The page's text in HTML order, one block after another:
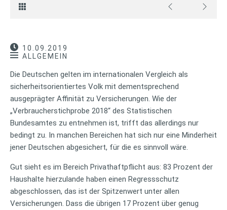
10.09.2019
ALLGEMEIN
Die Deutschen gelten im internationalen Vergleich als
sicherheitsorientiertes Volk mit dementsprechend
ausgeprägter Affinität zu Versicherungen. Wie der
„Verbraucherstichprobe 2018“ des Statistischen
Bundesamtes zu entnehmen ist, trifft das allerdings nur
bedingt zu. In manchen Bereichen hat sich nur eine Minderheit
jener Deutschen abgesichert, für die es sinnvoll wäre.
Gut sieht es im Bereich Privathaftpflicht aus: 83 Prozent der
Haushalte hierzulande haben einen Regressschutz
abgeschlossen, das ist der Spitzenwert unter allen
Versicherungen. Dass die übrigen 17 Prozent über genug